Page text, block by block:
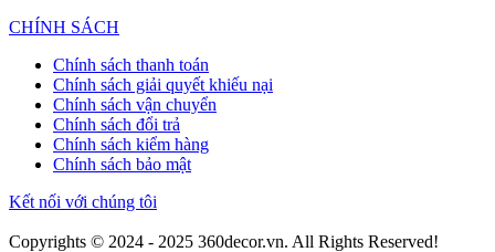
CHÍNH SÁCH
Chính sách thanh toán
Chính sách giải quyết khiếu nại
Chính sách vận chuyển
Chính sách đổi trả
Chính sách kiểm hàng
Chính sách bảo mật
Kết nối với chúng tôi
Copyrights © 2024 - 2025 360decor.vn. All Rights Reserved!